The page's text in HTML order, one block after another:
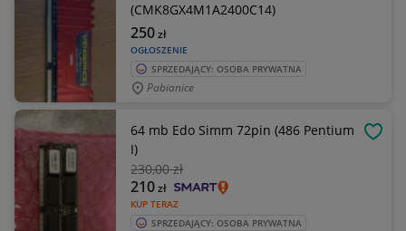
(CMK8GX4M1A2400C14)
OGŁOSZENIE
250zł
SPRZEDAJĄCY: OSOBA PRYWATNA
Pabianice
64 mb Edo Simm 72pin (486 Pentium
I)
230,00 zł
KUP TERAZ
210zł
SPRZEDAJĄCY: OSOBA PRYWATNA